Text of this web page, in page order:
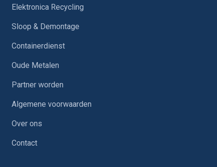
Elektronica Recycling
Sloop & Demontage
Containerdienst
Oude Metalen
Partner worden
Algemene voorwaarden
Over ons
Contact